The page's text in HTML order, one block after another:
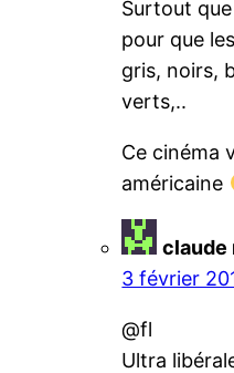
Surtout
pour que
gris, noirs,
verts,..
Ce cinéma
américaine
claude
3 février
@fl
Ultra